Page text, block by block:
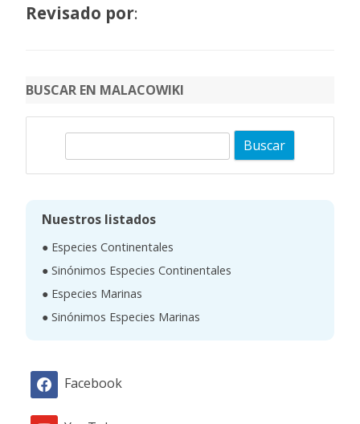
Revisado por:
BUSCAR EN MALACOWIKI
Nuestros listados
● Especies Continentales
● Sinónimos Especies Continentales
● Especies Marinas
● Sinónimos Especies Marinas
Facebook